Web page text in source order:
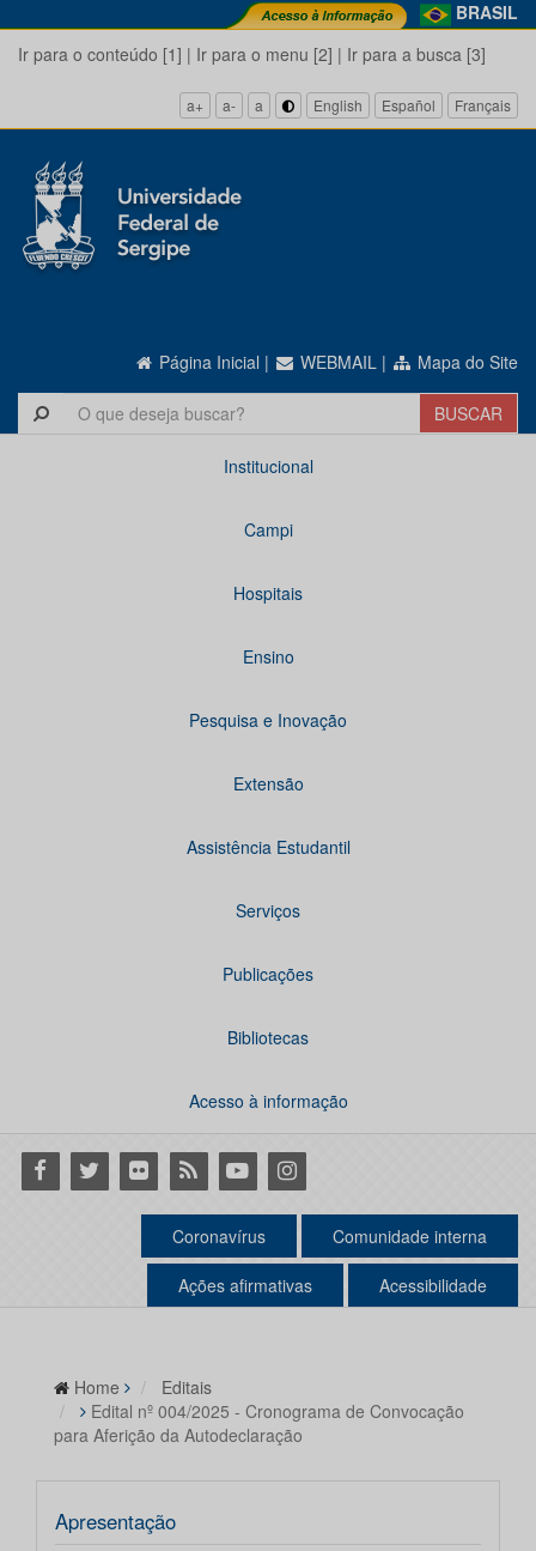
BRASIL
Ir para o conteúdo [1] | Ir para o menu [2] | Ir para a busca [3]
a+ a- a English Español Français
Página Inicial | WEBMAIL | Mapa do Site
Institucional
Campi
Hospitais
Ensino
Pesquisa e Inovação
Extensão
Assistência Estudantil
Serviços
Publicações
Bibliotecas
Acesso à informação
Facebook
Twitter Flickr RSS YoutubeInstagram
Coronavírus Comunidade interna
Ações afirmativas Acessibilidade
Home
Editais
Edital nº 004/2025 - Cronograma de Convocação
para Aferição da Autodeclaração
Apresentação